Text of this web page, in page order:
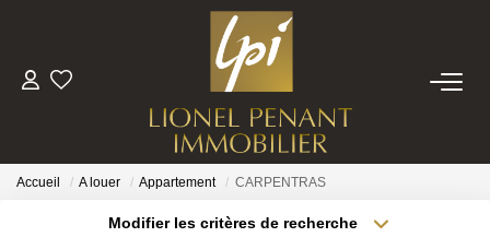
VENTES
PRESTIGE
Accueil A louer Appartement CARPENTRAS
Modifier les critères de recherche